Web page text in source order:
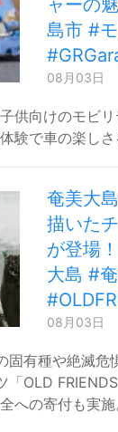
ャーの
島市 #
08月03日
供向けのモビリ
験で車の楽しさ
奄美大
描いた
が登場
大島 #
08月03日
固有種や絶滅危
「OLD
への寄付も実施